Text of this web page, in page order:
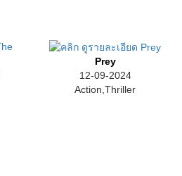
Prey
12-09-2024
Action,Thriller